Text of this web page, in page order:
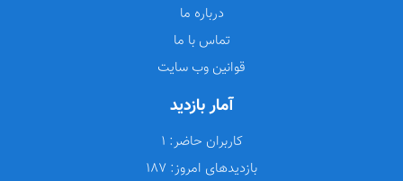
درباره ما
تماس با ما
قوانین وب سایت
آمار بازدید
کاربران حاضر:
بازدیدهای امروز: